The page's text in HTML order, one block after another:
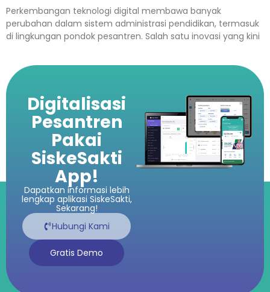
Perkembangan teknologi digital membawa banyak
perubahan dalam sistem administrasi pendidikan, termasuk
di lingkungan pondok pesantren. Salah satu inovasi yang kini
Digitalisasi
Pesantren
Pakai
SiskeSakti
App!
Dapatkan informasi lebih
lengkap aplikasi SiskeSakti,
Sekarang!
Hubungi Kami
Gratis Demo